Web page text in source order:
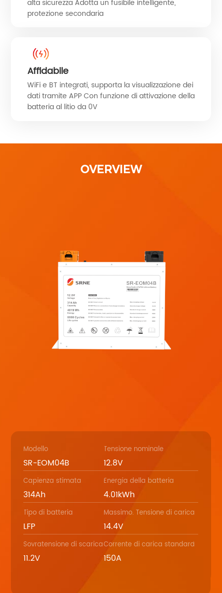
alta sicurezza Adotta un fusibile intelligente,
protezione secondaria
Affidabile
WiFi e BT integrati, supporta la visualizzazione dei
dati tramite APP Con funzione di attivazione della
batteria al litio da 0V
OVERVIEW
Modello
SR-EOM04B
Tensione nominale
12.8V
Capienza stimata
314Ah
Energia della batteria
4.01kWh
Tipo di batteria
LFP
Massimo. Tensione di carica
14.4V
Sovratensione di scarica
11.2V
Corrente di carica standard
150A